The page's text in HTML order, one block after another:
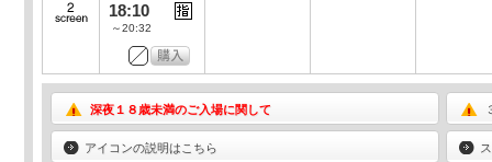
18:10
～20:32
深夜１８歳未満のご入場に関して
アイコンの説明はこちら